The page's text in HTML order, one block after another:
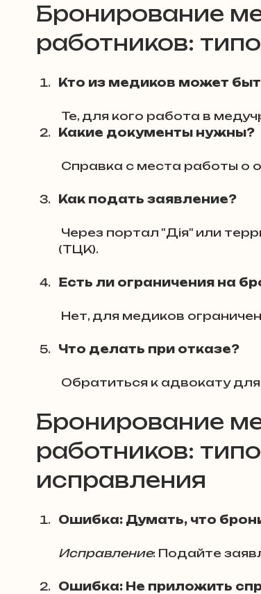
Как
Новости и
Отсрочка, бронирование
ВВК (ЭКОФФ) МСЭК
Обжалование
Проблемы
Бронирование
работников:
Кто из медиков может
Те, для кого работа в
Какие документы нужны?
Справка с места работы о
Как подать заявление?
(ТЦК).
Есть ли ограничения на
Нет, для медиков
Что делать при отказе?
Обратиться к адвокату
Бронирование
работников:
исправления
Ошибка: Думать, что
Исправление: Подайте
Ошибка: Не приложить